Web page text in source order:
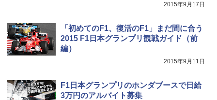
2015年9月17日
「初めてのF1、復活のF1」まだ間に合う
2015 F1日本グランプリ観戦ガイド（前
編）
2015年9月11日
F1日本グランプリのホンダブースで日給
3万円のアルバイト募集